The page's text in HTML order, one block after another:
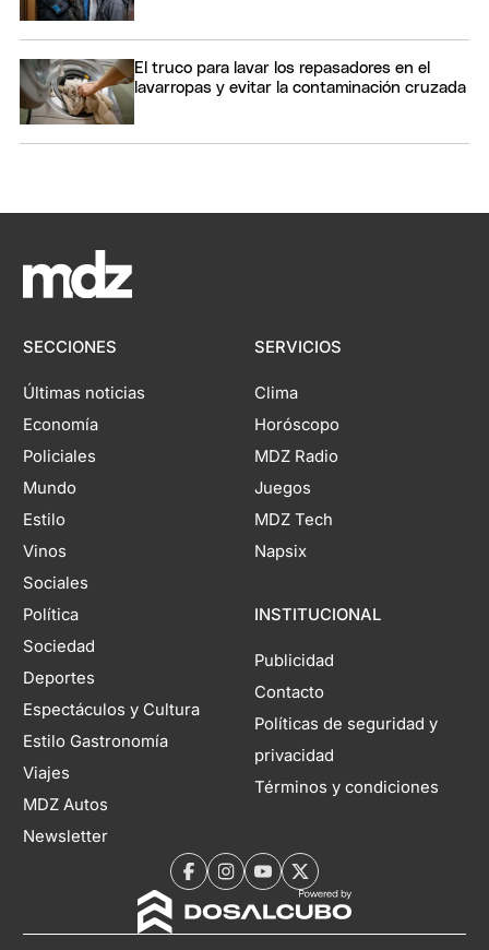
El truco para lavar los repasadores en el
lavarropas y evitar la contaminación cruzada
SECCIONES
Últimas noticias
Economía
Policiales
Mundo
Estilo
Vinos
Sociales
Política
Sociedad
Deportes
Espectáculos y Cultura
Estilo Gastronomía
Viajes
MDZ Autos
Newsletter
SERVICIOS
Clima
Horóscopo
MDZ Radio
Juegos
MDZ Tech
Napsix
INSTITUCIONAL
Publicidad
Contacto
Políticas de seguridad y
privacidad
Términos y condiciones